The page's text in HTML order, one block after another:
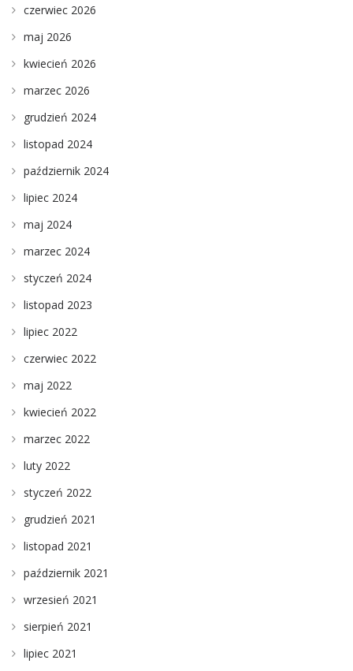
czerwiec 2026
maj 2026
kwiecień 2026
marzec 2026
grudzień 2024
listopad 2024
październik 2024
lipiec 2024
maj 2024
marzec 2024
styczeń 2024
listopad 2023
lipiec 2022
czerwiec 2022
maj 2022
kwiecień 2022
marzec 2022
luty 2022
styczeń 2022
grudzień 2021
listopad 2021
październik 2021
wrzesień 2021
sierpień 2021
lipiec 2021